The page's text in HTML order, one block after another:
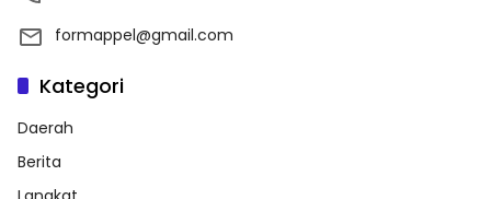
formappel@gmail.com
Kategori
Daerah
Berita